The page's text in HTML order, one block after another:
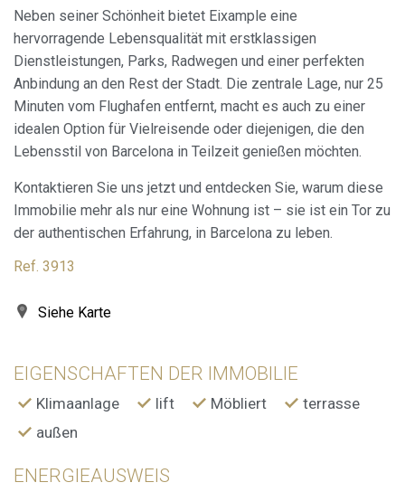
Neben seiner Schönheit bietet Eixample eine
hervorragende Lebensqualität mit erstklassigen
Dienstleistungen, Parks, Radwegen und einer perfekten
Anbindung an den Rest der Stadt. Die zentrale Lage, nur 25
Minuten vom Flughafen entfernt, macht es auch zu einer
idealen Option für Vielreisende oder diejenigen, die den
Lebensstil von Barcelona in Teilzeit genießen möchten.
Kontaktieren Sie uns jetzt und entdecken Sie, warum diese
Immobilie mehr als nur eine Wohnung ist – sie ist ein Tor zu
der authentischen Erfahrung, in Barcelona zu leben.
Ref. 3913
Siehe Karte
EIGENSCHAFTEN DER IMMOBILIE
Klimaanlage lift Möbliert
terrasse
außen
ENERGIEAUSWEIS
bedenken muss, dass dies zu Schwierigkeiten beim
Navigieren auf der Website führen kann.
Analytik und Anpassung
Sie ermöglichen die Beobachtung und Analyse des
Verhaltens der Nutzer dieser Website. Die durch diese Art
von Cookies gesammelten Informationen werden
verwendet, um die Aktivität des Webs zu messen, um
Benutzernavigationsprofile zu erstellen, um basierend auf
Verbesserungen einzuführen. Sie ermöglichen es uns, die
Präferenzinformationen des Benutzers zu speichern, um
die Qualität unserer Dienstleistungen zu verbessern und
durch empfohlene Produkte ein besseres Erlebnis zu
Surfgewohnheiten zu speichern. Dank ihnen können wir
die Surfgewohnheiten auf der Website kennen und
Werbung in Bezug auf das Surfprofil des Benutzers
anzeigen.